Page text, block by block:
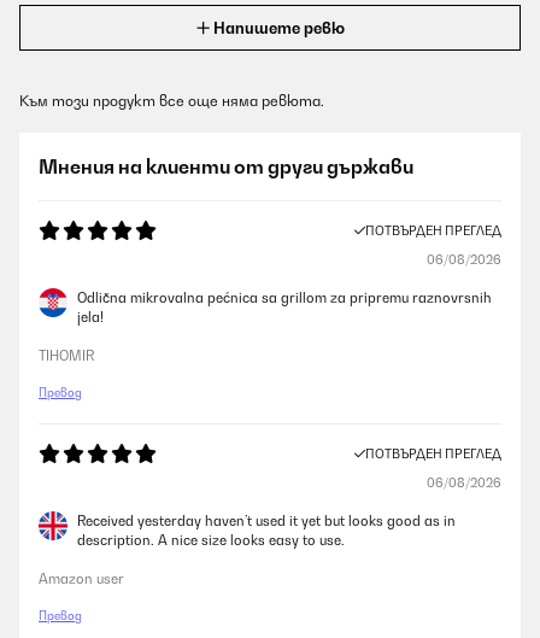
Напишете ревю
Към този продукт все още няма ревюта.
Мнения на клиенти от други държави
ПОТВЪРДЕН ПРЕГЛЕД
06/08/2026
Odlična mikrovalna pećnica sa grillom za pripremu raznovrsnih
jela!
TIHOMIR
Превод
ПОТВЪРДЕН ПРЕГЛЕД
06/08/2026
Received yesterday haven’t used it yet but looks good as in
description. A nice size looks easy to use.
Amazon user
Превод